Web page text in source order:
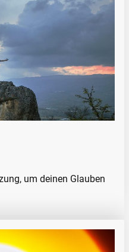
um deinen Glauben